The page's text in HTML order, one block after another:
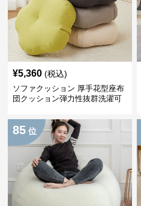
¥5,360 (税込)
ソファクッション 厚手花型座布
団クッション弾力性抜群洗濯可
85 位